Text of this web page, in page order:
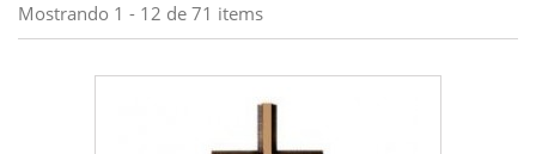
Mostrando 1 - 12 de 71 items